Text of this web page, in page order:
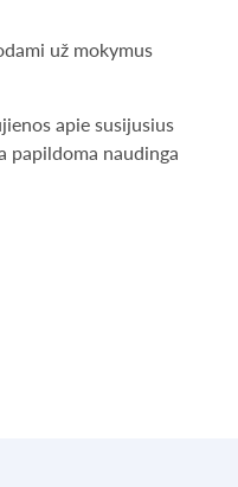
už mokymus
apie susijusius
papildoma naudinga